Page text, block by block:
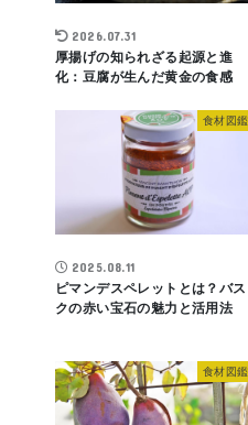
2026.07.31
厚揚げの知られざる起源と進
化：豆腐が生んだ黄金の食感
食材図鑑
2025.08.11
ピマンデスペレットとは？バス
クの赤い宝石の魅力と活用法
食材図鑑